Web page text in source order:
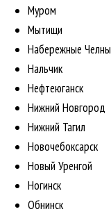
Муром
Мытищи
Набережные Челны
Нальчик
Нефтеюганск
Нижний Новгород
Нижний Тагил
Новочебоксарск
Новый Уренгой
Ногинск
Обнинск